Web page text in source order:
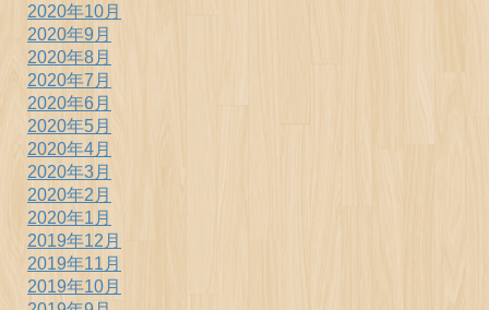
2020年10月
2020年9月
2020年8月
2020年7月
2020年6月
2020年5月
2020年4月
2020年3月
2020年2月
2020年1月
2019年12月
2019年11月
2019年10月